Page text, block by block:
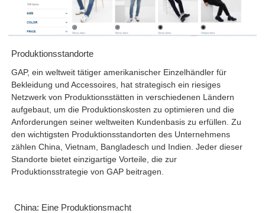
Produktionsstandorte
GAP, ein weltweit tätiger amerikanischer Einzelhändler für
Bekleidung und Accessoires, hat strategisch ein riesiges
Netzwerk von Produktionsstätten in verschiedenen Ländern
aufgebaut, um die Produktionskosten zu optimieren und die
Anforderungen seiner weltweiten Kundenbasis zu erfüllen. Zu
den wichtigsten Produktionsstandorten des Unternehmens
zählen China, Vietnam, Bangladesch und Indien. Jeder dieser
Standorte bietet einzigartige Vorteile, die zur
Produktionsstrategie von GAP beitragen.
China: Eine Produktionsmacht